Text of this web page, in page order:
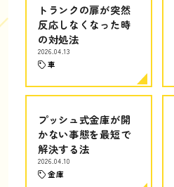
トランクの扉が突然
反応しなくなった時
の対処法
2026.04.13
車
プッシュ式金庫が開
かない事態を最短で
解決する法
2026.04.10
金庫